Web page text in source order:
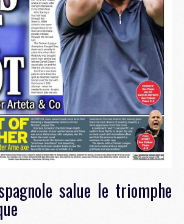
salue le triomphe